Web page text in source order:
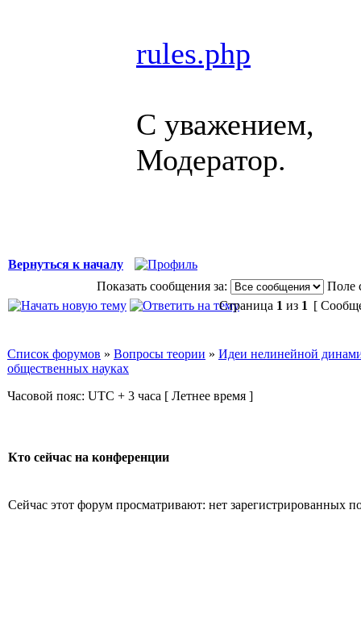
rules.php
С уважением,
Модератор.
Вернуться к началу
Показать сообщения за:
Поле
Страница 1 из 1 [
Список форумов » Вопросы теории » Идеи нелинейной
общественных науках
Часовой пояс: UTC + 3 часа [ Летнее время ]
Кто сейчас на конференции
Сейчас этот форум просматривают: нет зарегистрированных